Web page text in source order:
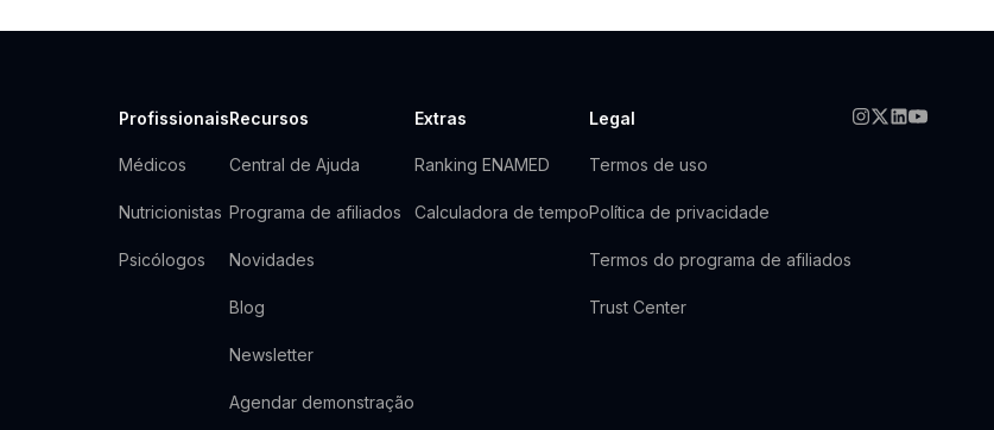
Profissionais
Médicos
Nutricionistas
Psicólogos
Recursos
Central de Ajuda
Programa de afiliados
Novidades
Blog
Newsletter
Agendar demonstração
Extras
Ranking ENAMED
Calculadora de tempo
Legal
Termos de uso
Política de privacidade
Termos do programa de afiliados
Trust Center